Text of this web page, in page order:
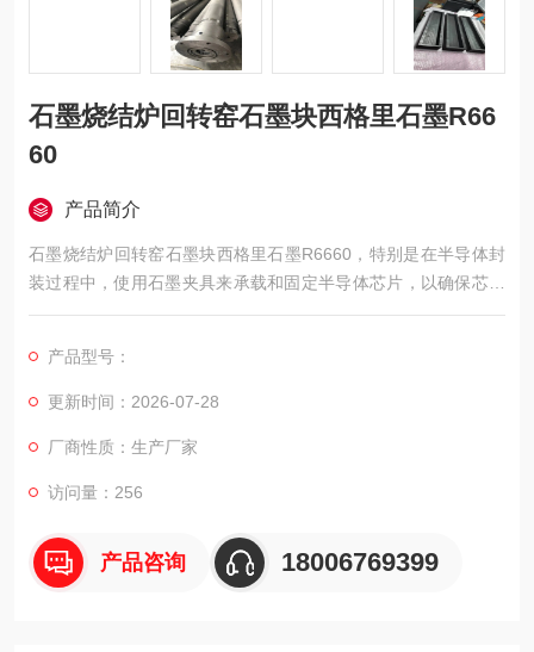
石墨烧结炉回转窑石墨块西格里石墨R66
60
产品简介
石墨烧结炉回转窑石墨块西格里石墨R6660，特别是在半导体封
装过程中，使用石墨夹具来承载和固定半导体芯片，以确保芯片
在高温和特定气氛下的烧结过程中能够与其他组件稳定地结合。
产品型号：
更新时间：2026-07-28
厂商性质：生产厂家
访问量：256
产品咨询 18006769399